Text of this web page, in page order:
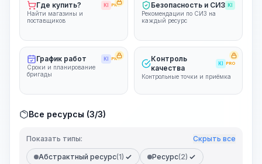
Где купить? KI PRO
Найти магазины и
поставщиков
Безопасность и СИЗ KI
Рекомендации по СИЗ на
каждый ресурс
График работ KI PRO
Сроки и планирование
бригады
Контроль
качества
KI PRO
Контрольные точки и приёмка
Все ресурсы (3/3)
Показать типы: Скрыть все
Абстрактный ресурс(1) Ресурс(2)